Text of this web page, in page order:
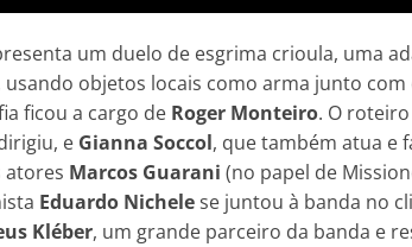
um duelo de esgrima crioula, uma
objetos locais como arma junto com
ficou a cargo de Roger Monteiro. O
e Gianna Soccol, que também atua e
atores Marcos Guarani (no papel de
Eduardo Nichelese juntou à banda no
Kléber, um grande parceiro da banda e